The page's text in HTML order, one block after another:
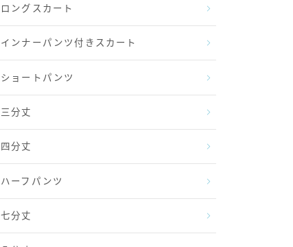
ロングスカート
インナーパンツ付きスカート
ショートパンツ
三分丈
四分丈
ハーフパンツ
七分丈